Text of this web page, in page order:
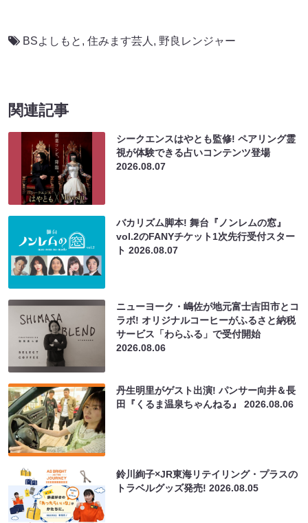
BSよしもと , 住みます芸人 , 野良レンジャー
関連記事
シークエンスはやとも監修! ペアリング霊
視が体験できる占いコンテンツ登場
2026.08.07
バカリズム脚本! 舞台『ノンレムの窓』
vol.2のFANYチケット1次先行受付スター
ト2026.08.07
ニューヨーク・嶋佐が地元富士吉田市とコ
ラボ! オリジナルコーヒーがふるさと納税
サービス「わらふる」で受付開始
2026.08.06
丹生明里がゲスト出演! パンサー向井＆長
田『くるま温泉ちゃんねる』2026.08.06
鈴川絢子×JR東海リテイリング・プラスの
トラベルグッズ発売!2026.08.05